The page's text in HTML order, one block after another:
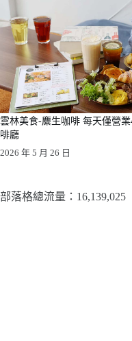
雲林美食-麋生咖啡 每天僅營
啡廳
2026 年 5 月 26 日
部落格總流量：​16,139,025